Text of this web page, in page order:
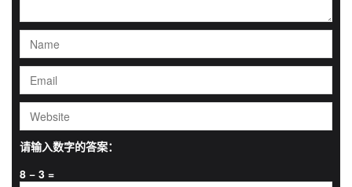
请输入数字的答案：
8 − 3 =